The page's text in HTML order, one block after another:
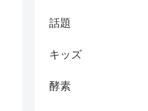
話題
キッズ
酵素